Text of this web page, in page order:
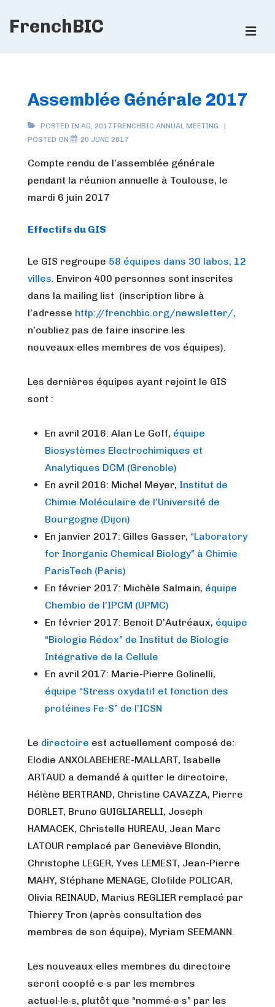
SkipFrenchBIC
Assemblée Générale 2017
POSTED IN AG, 2017 FRENCHBIC ANNUAL MEETING
POSTED ON
20 JUNE 2017
Compte rendu de l’assemblée générale
pendant la réunion annuelle à Toulouse, le
mardi 6 juin 2017
Effectifs du GIS
Le GIS regroupe 58 équipes dans 30 labos, 12
villes. Environ 400 personnes sont inscrites
dans la mailing list (inscription libre à
l’adresse http://frenchbic.org/newsletter/,
n’oubliez pas de faire inscrire les
nouveaux·elles membres de vos équipes).
Les dernières équipes ayant rejoint le GIS
sont :
En avril 2016: Alan Le Goff, équipe
Biosystèmes Electrochimiques et
Analytiques DCM (Grenoble)
En avril 2016: Michel Meyer, Institut de
Chimie Moléculaire de l’Université de
Bourgogne (Dijon)
En janvier 2017: Gilles Gasser, “Laboratory
for Inorganic Chemical Biology” à Chimie
ParisTech (Paris)
En février 2017: Michèle Salmain, équipe
Chembio de l’IPCM (UPMC)
En février 2017: Benoit D’Autréaux, équipe
“Biologie Rédox” de Institut de Biologie
Intégrative de la Cellule
En avril 2017: Marie-Pierre Golinelli,
équipe “Stress oxydatif et fonction des
protéines Fe-S” de l’ICSN
Le directoire est actuellement composé de:
Elodie ANXOLABEHERE-MALLART, Isabelle
ARTAUD a demandé à quitter le directoire,
Hélène BERTRAND, Christine CAVAZZA, Pierre
DORLET, Bruno GUIGLIARELLI, Joseph
HAMACEK, Christelle HUREAU, Jean Marc
LATOUR remplacé par Geneviève Blondin,
Christophe LEGER, Yves LEMEST, Jean-Pierre
MAHY, Stéphane MENAGE, Clotilde POLICAR,
Olivia REINAUD, Marius REGLIER remplacé par
Thierry Tron (après consultation des
membres de son équipe), Myriam SEEMANN.
Les nouveaux·elles membres du directoire
seront coopté·e·s par les membres
actuel·le·s, plutôt que “nommé·e·s” par les